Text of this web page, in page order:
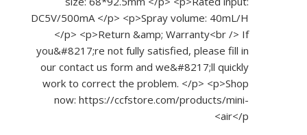
DC5V/500mA </p> <p>Spray volume: 40mL/H
</p> <p>Return &amp; Warranty<br /> If
you&#8217;re not fully satisfied, please fill in
our contact us form and we&#8217;ll quickly
work to correct the problem. </p> <p>Shop
now:https://ccfstore.com/products/mini-
air</p>